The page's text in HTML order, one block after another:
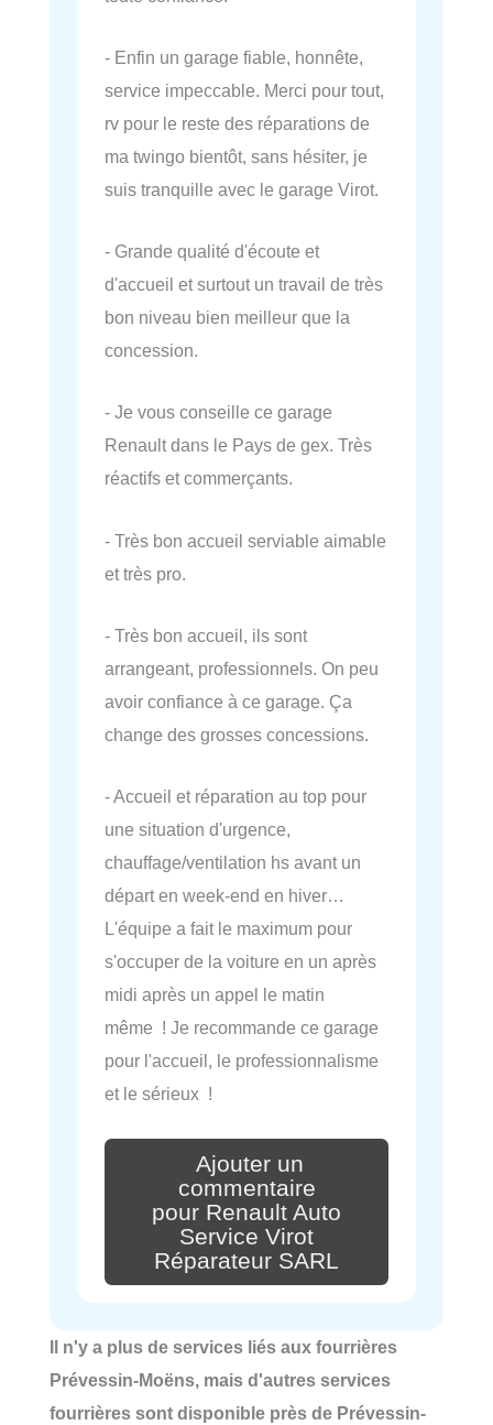
- Enfin un garage fiable, honnête,
service impeccable. Merci pour tout,
rv pour le reste des réparations de
ma twingo bientôt, sans hésiter, je
suis tranquille avec le garage Virot.
- Grande qualité d'écoute et
d'accueil et surtout un travail de très
bon niveau bien meilleur que la
concession.
- Je vous conseille ce garage
Renault dans le Pays de gex. Très
réactifs et commerçants.
- Très bon accueil serviable aimable
et très pro.
- Très bon accueil, ils sont
arrangeant, professionnels. On peu
avoir confiance à ce garage. Ça
change des grosses concessions.
- Accueil et réparation au top pour
une situation d'urgence,
chauffage/ventilation hs avant un
départ en week-end en hiver…
L'équipe a fait le maximum pour
s'occuper de la voiture en un après
midi après un appel le matin
même ! Je recommande ce garage
pour l'accueil, le professionnalisme
et le sérieux !
Ajouter un
commentaire
pour Renault Auto
Service Virot
Réparateur SARL
Il n'y a plus de services liés aux fourrières
Prévessin-Moëns, mais d'autres services
fourrières sont disponible près de Prévessin-